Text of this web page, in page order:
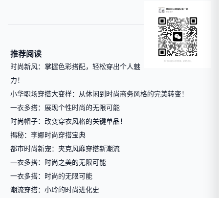
推荐阅读
时尚新风：掌握色彩搭配，轻松穿出个人魅
力！
小华职场穿搭大变样：从休闲到时尚商务风格的完美转变！
一衣多搭：展现个性时尚的无限可能
时尚帽子：改变穿衣风格的关键单品！
揭秘：李娜时尚穿搭宝典
都市时尚新宠：夹克风靡穿搭新潮流
一衣多搭：时尚之美的无限可能
一衣多搭：时尚的无限可能
潮流穿搭：小玲的时尚进化史